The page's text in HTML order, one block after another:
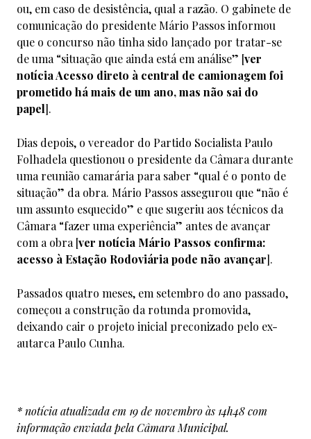
ou, em caso de desistência, qual a razão. O gabinete de
comunicação do presidente Mário Passos informou
que o concurso não tinha sido lançado por tratar-se
de uma “situação que ainda está em análise” [ver
notíciaAcesso direto à central de camionagem foi
prometido há mais de um ano, mas não sai do
papel].
Dias depois, o vereador do Partido Socialista Paulo
Folhadela questionou o presidente da Câmara durante
uma reunião camarária para saber “qual é o ponto de
situação” da obra. Mário Passos assegurou que “não é
um assunto esquecido” e que sugeriu aos técnicos da
Câmara “fazer uma experiência” antes de avançar
com a obra [ver notícia Mário Passos confirma:
acesso à Estação Rodoviária pode não avançar].
Passados quatro meses, em setembro do ano passado,
começou a construção da rotunda promovida,
deixando cair o projeto inicial preconizado pelo ex-
autarca Paulo Cunha.
* notícia atualizada em 19 de novembro às 14h48 com
informação enviada pela Câmara Municipal.